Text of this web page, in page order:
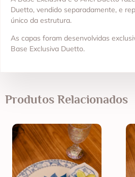
Duetto, vendido separadamente, e
único da estrutura.
As capas foram desenvolvidas
Base Exclusiva Duetto.
Produtos Relacionados